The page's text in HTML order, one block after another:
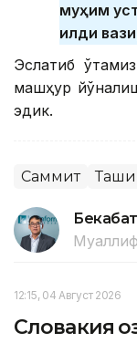
муҳим
қилди
Эслатиб
машҳур
эдик.
Саммит
Муаллиф
12:15, 04 Август 2026
Словакия